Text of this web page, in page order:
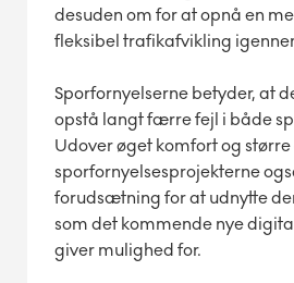
desuden om for at opnå en
fleksibel trafikafvikling
Sporfornyelserne betyder, at
opstå langt færre fejl i både
Udover øget komfort og
sporfornyelsesprojekterne
forudsætning for at udnytte
som det kommende nye
giver mulighed for.